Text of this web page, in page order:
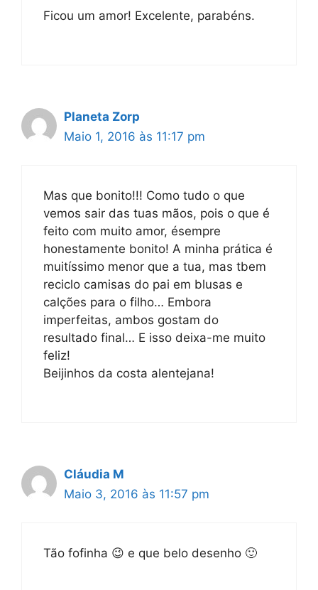
Ficou um amor! Excelente, parabéns.
Planeta Zorp
Maio 1, 2016 às 11:17 pm
Mas que bonito!!! Como tudo o que
vemos sair das tuas mãos, pois o que é
feito com muito amor, ésempre
honestamente bonito! A minha prática é
muitíssimo menor que a tua, mas tbem
reciclo camisas do pai em blusas e
calções para o filho… Embora
imperfeitas, ambos gostam do
resultado final… E isso deixa-me muito
feliz!
Beijinhos da costa alentejana!
Cláudia M
Maio 3, 2016 às 11:57 pm
Tão fofinha 😉 e que belo desenho 🙂